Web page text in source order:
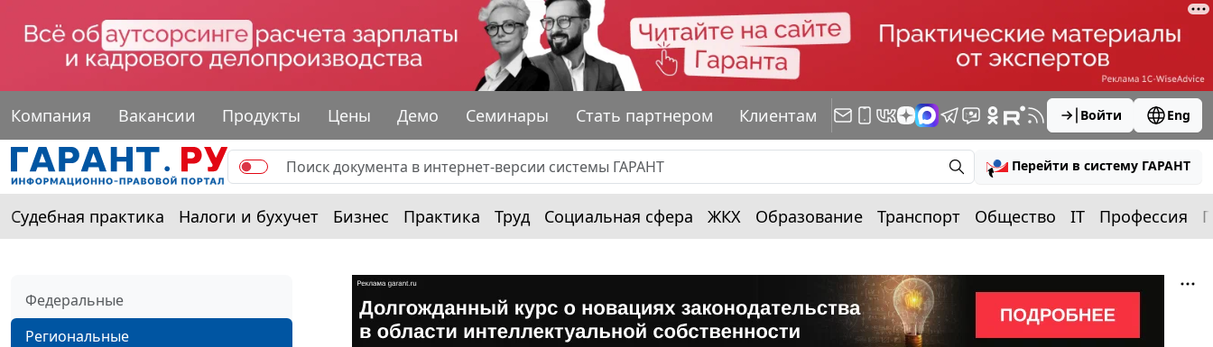
Компания Вакансии Продукты Цены Демо Семинары Стать партнером Клиентам Войти Eng
Перейти в систему ГАРАНТ
Судебная практика Налоги и бухучет Бизнес Практика Труд Социальная сфера ЖКХ Образование Транспорт Общество IT Профессия
Федеральные
Региональные